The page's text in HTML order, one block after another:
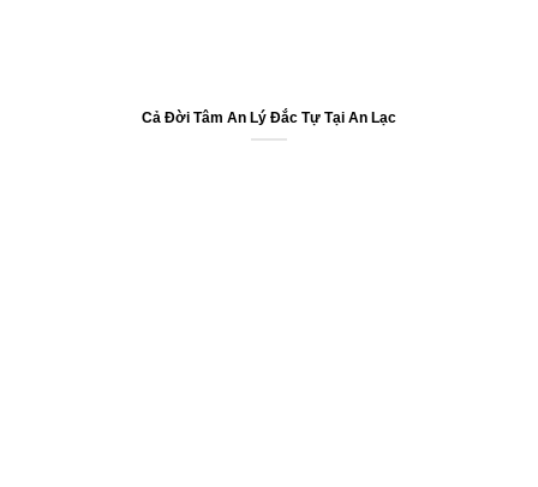
Cả Đời Tâm An Lý Đắc Tự Tại An Lạc